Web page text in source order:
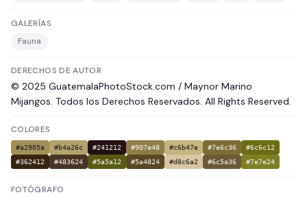
GALERÍAS
Fauna
DERECHOS DE AUTOR
© 2025 GuatemalaPhotoStock.com / Maynor Marino
Mijangos. Todos los Derechos Reservados. All Rights Reserved.
COLORES
#a2905a #b4a26c #241212 #907e48 #c6b47e #7e6c36
#6c6c12
#362412
#483624 #5a5a12 #5a4824 #d8c6a2 #6c5a36 #7e7e24
FOTÓGRAFO